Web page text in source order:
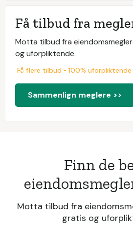
Få tilbud fra
Motta tilbud fra
og uforpliktende.
Få flere tilbud • 100% uforpliktende
Sammenlign meglere >>
Finn de
Motta tilbud fra
gratis og